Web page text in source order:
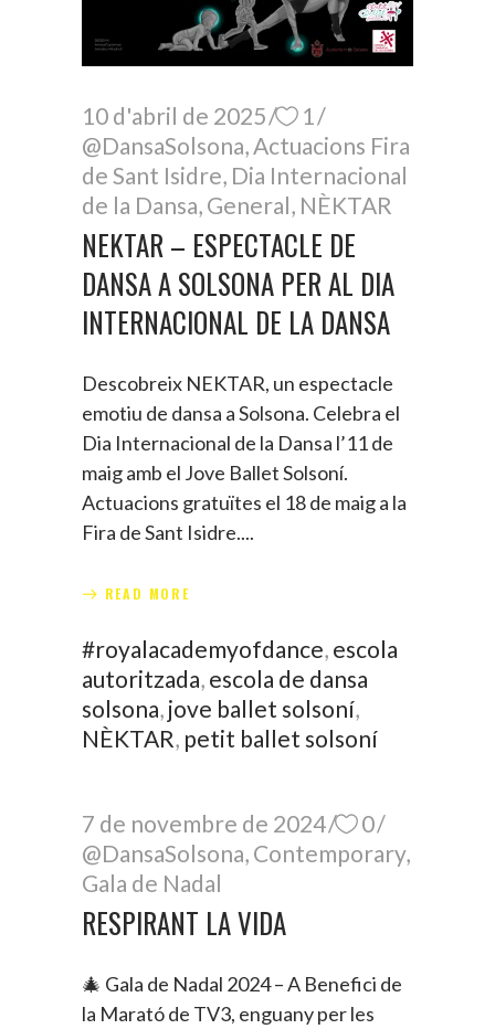
10 d'abril de 2025
1
@DansaSolsona,Actuacions Fira
de Sant Isidre, Dia Internacional
de la Dansa, General, NÈKTAR
NEKTAR – ESPECTACLE DE
DANSA A SOLSONA PER AL DIA
INTERNACIONAL DE LA DANSA
Descobreix NEKTAR, un espectacle
emotiu de dansa a Solsona. Celebra el
Dia Internacional de la Dansa l’11 de
maig amb el Jove Ballet Solsoní.
Actuacions gratuïtes el 18 de maig a la
Fira de Sant Isidre.
READ MORE
#royalacademyofdance, escola
autoritzada, escola de dansa
solsona, jove ballet solsoní,
NÈKTAR, petit ballet solsoní
7 de novembre de 2024
0
@DansaSolsona, Contemporary,
Gala de Nadal
RESPIRANT LA VIDA
🎄 Gala de Nadal 2024 – A Benefici de
la Marató de TV3, enguany per les